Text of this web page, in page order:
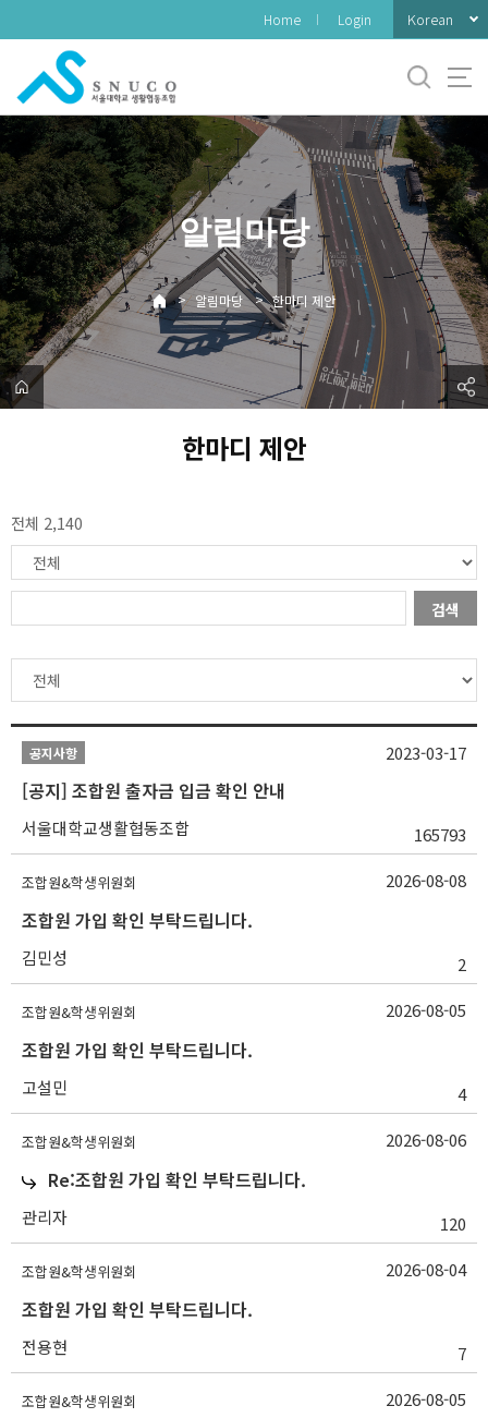
로
메
뉴
Home Login Korean
알림마당
> 알림마당 > 한마디 제안
한마디 제안
전체 2,140
검색
공지사항
[공지] 조합원 출자금 입금 확인 안내
서울대학교생활협동조합 165793
2023-03-17
조합원&학생위원회
조합원 가입 확인 부탁드립니다.
김민성 2
2026-08-08
조합원&학생위원회
조합원 가입 확인 부탁드립니다.
고설민 4
2026-08-05
조합원&학생위원회
Re:조합원 가입 확인 부탁드립니다.
관리자 120
2026-08-06
조합원&학생위원회
조합원 가입 확인 부탁드립니다.
전용현 7
2026-08-04
조합원&학생위원회 2026-08-05